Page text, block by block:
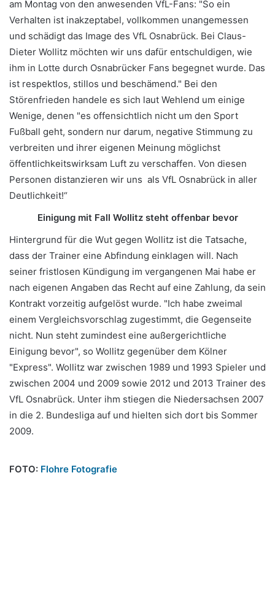
am Montag von den anwesenden VfL-Fans: "So ein
Verhalten ist inakzeptabel, vollkommen unangemessen
und schädigt das Image des VfL Osnabrück. Bei Claus-
Dieter Wollitz möchten wir uns dafür entschuldigen, wie
ihm in Lotte durch Osnabrücker Fans begegnet wurde. Das
ist respektlos, stillos und beschämend." Bei den
Störenfrieden handele es sich laut Wehlend um einige
Wenige, denen "es offensichtlich nicht um den Sport
Fußball geht, sondern nur darum, negative Stimmung zu
verbreiten und ihrer eigenen Meinung möglichst
öffentlichkeitswirksam Luft zu verschaffen. Von diesen
Personen distanzieren wir uns als VfL Osnabrück in aller
Deutlichkeit!“
Einigung mit Fall Wollitz steht offenbar bevor
Hintergrund für die Wut gegen Wollitz ist die Tatsache,
dass der Trainer eine Abfindung einklagen will. Nach
seiner fristlosen Kündigung im vergangenen Mai habe er
nach eigenen Angaben das Recht auf eine Zahlung, da sein
Kontrakt vorzeitig aufgelöst wurde. "Ich habe zweimal
einem Vergleichsvorschlag zugestimmt, die Gegenseite
nicht. Nun steht zumindest eine außergerichtliche
Einigung bevor", so Wollitz gegenüber dem Kölner
"Express". Wollitz war zwischen 1989 und 1993 Spieler und
zwischen 2004 und 2009 sowie 2012 und 2013 Trainer des
VfL Osnabrück. Unter ihm stiegen die Niedersachsen 2007
in die 2. Bundesliga auf und hielten sich dort bis Sommer
2009.
FOTO: Flohre Fotografie